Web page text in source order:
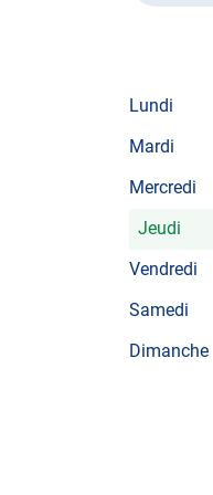
Lundi
Mardi
Mercredi
Horaires
d'ouverture
Jeudi
Vendredi
Samedi
Dimanche